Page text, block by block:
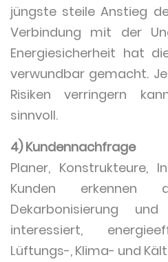
jüngste steile Anstieg
Verbindung mit der
Energiesicherheit hat
verwundbar gemacht.
Risiken verringern
sinnvoll.
4) Kundennachfrage
Planer, Konstrukteure,
Kunden
Dekarbonisierung
interessiert,
Lüftungs-, Klima- und